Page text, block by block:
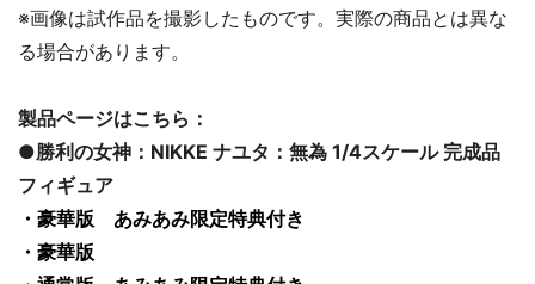
※画像は試作品を撮影したものです。実際の商品とは異な
る場合があります。
製品ページはこちら：
●勝利の女神：NIKKE ナユタ：無為 1/4スケール 完成品
フィギュア
・豪華版 あみあみ限定特典付き
・豪華版